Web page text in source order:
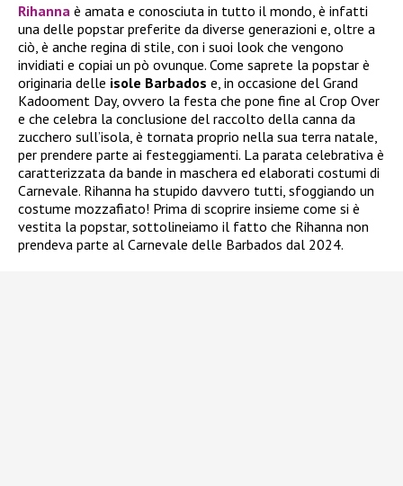
Rihanna è amata e conosciuta in tutto il mondo, è infatti
una delle popstar preferite da diverse generazioni e, oltre a
ciò, è anche regina di stile, con i suoi look che vengono
invidiati e copiai un pò ovunque. Come saprete la popstar è
originaria delle isole Barbados e, in occasione del Grand
Kadooment Day, ovvero la festa che pone fine al Crop Over
e che celebra la conclusione del raccolto della canna da
zucchero sull’isola, è tornata proprio nella sua terra natale,
per prendere parte ai festeggiamenti. La parata celebrativa è
caratterizzata da bande in maschera ed elaborati costumi di
Carnevale. Rihanna ha stupido davvero tutti, sfoggiando un
costume mozzafiato! Prima di scoprire insieme come si è
vestita la popstar, sottolineiamo il fatto che Rihanna non
prendeva parte al Carnevale delle Barbados dal 2024.